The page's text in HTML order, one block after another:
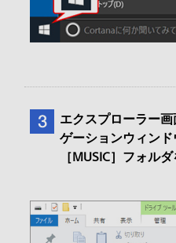
エクスプローラー
ゲーションウィンド
［MUSIC］フォルダ